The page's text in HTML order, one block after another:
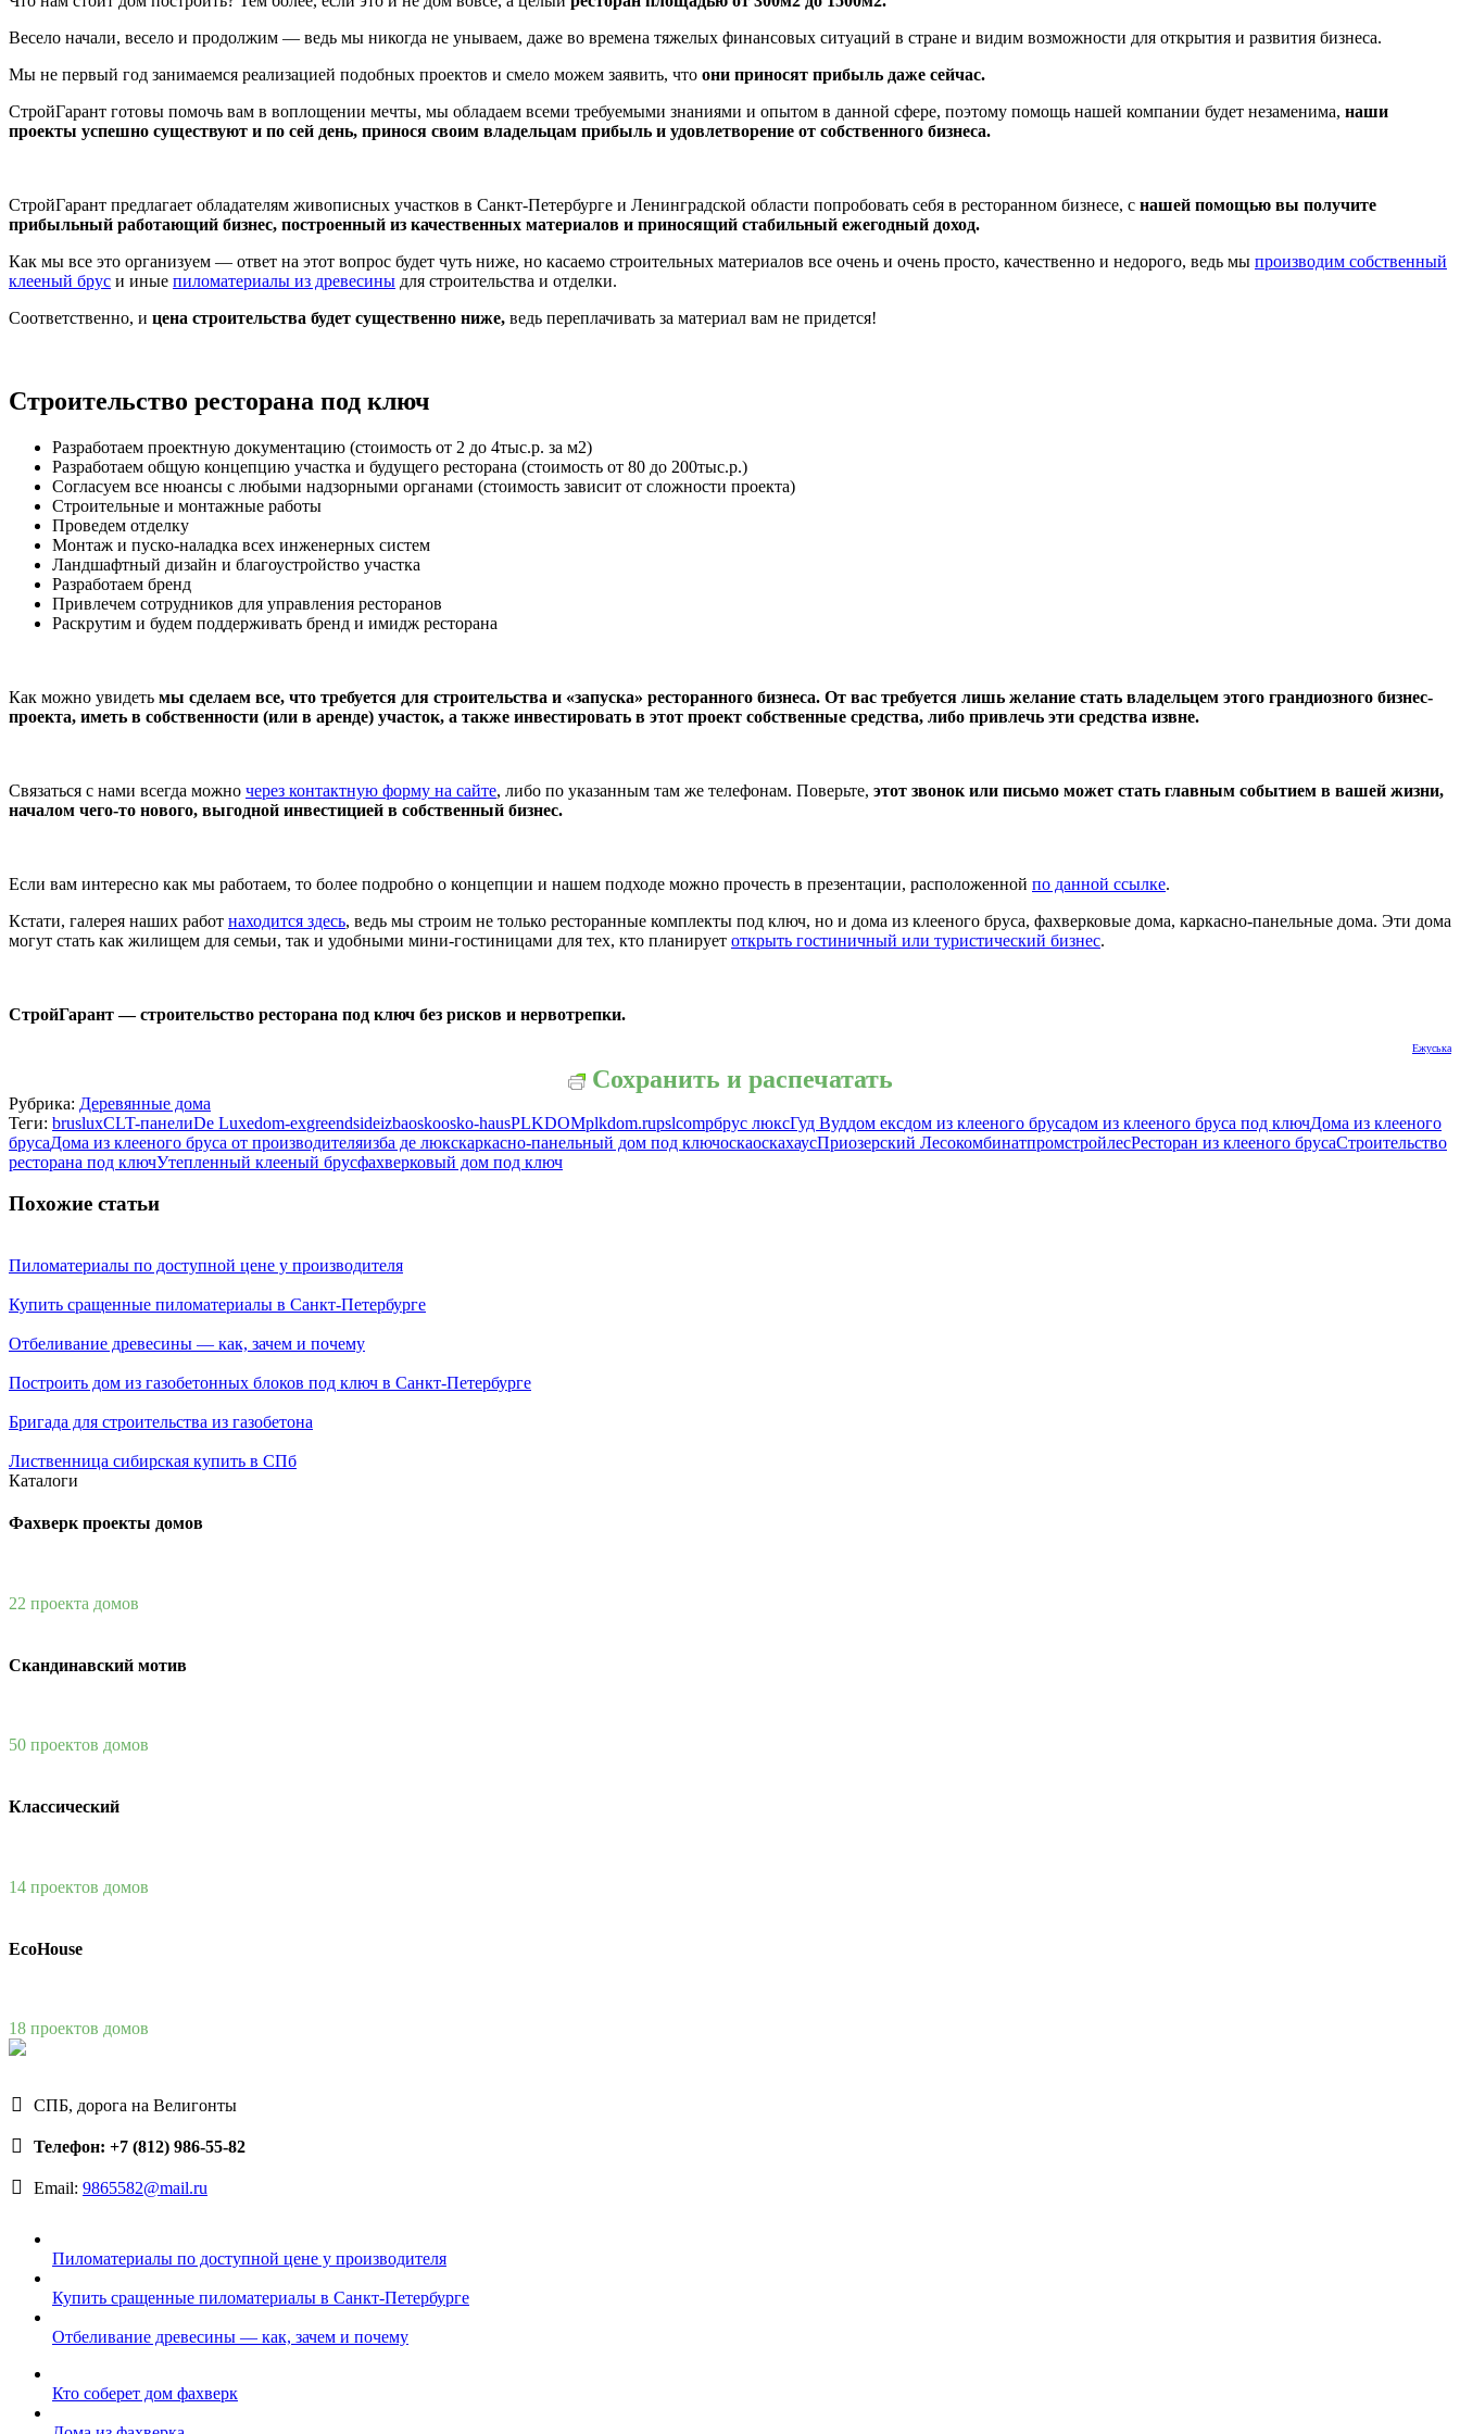
Весело начали, весело и продолжим — ведь мы никогда не унываем, даже во времена тяжелых финансовых ситуаций в стране и видим возможности для открытия и развития бизнеса.
Мы не первый год занимаемся реализацией подобных проектов и смело можем заявить, что они приносят прибыль даже сейчас.
СтройГарант готовы помочь вам в воплощении мечты, мы обладаем всеми требуемыми знаниями и опытом в данной сфере, поэтому помощь нашей компании будет незаменима, наши
проекты успешно существуют и по сей день, принося своим владельцам прибыль и удовлетворение от собственного бизнеса.
СтройГарант предлагает обладателям живописных участков в Санкт-Петербурге и Ленинградской области попробовать себя в ресторанном бизнесе, с нашей помощью вы получите
прибыльный работающий бизнес, построенный из качественных материалов и приносящий стабильный ежегодный доход.
Как мы все это организуем — ответ на этот вопрос будет чуть ниже, но касаемо строительных материалов все очень и очень просто, качественно и недорого, ведь мы производим собственный
клееный брус и иные пиломатериалы из древесины для строительства и отделки.
Соответственно, и цена строительства будет существенно ниже, ведь переплачивать за материал вам не придется!
Строительство ресторана под ключ
Разработаем проектную документацию (стоимость от 2 до 4тыс.р. за м2)
Разработаем общую концепцию участка и будущего ресторана (стоимость от 80 до 200тыс.р.)
Согласуем все нюансы с любыми надзорными органами (стоимость зависит от сложности проекта)
Строительные и монтажные работы
Проведем отделку
Монтаж и пуско-наладка всех инженерных систем
Ландшафтный дизайн и благоустройство участка
Разработаем бренд
Привлечем сотрудников для управления ресторанов
Раскрутим и будем поддерживать бренд и имидж ресторана
Как можно увидеть мы сделаем все, что требуется для строительства и «запуска» ресторанного бизнеса. От вас требуется лишь желание стать владельцем этого грандиозного бизнес-
проекта, иметь в собственности (или в аренде) участок, а также инвестировать в этот проект собственные средства, либо привлечь эти средства извне.
Связаться с нами всегда можно через контактную форму на сайте, либо по указанным там же телефонам. Поверьте, этот звонок или письмо может стать главным событием в вашей жизни,
началом чего-то нового, выгодной инвестицией в собственный бизнес.
Если вам интересно как мы работаем, то более подробно о концепции и нашем подходе можно прочесть в презентации, расположенной по данной ссылке.
Кстати, галерея наших работ находится здесь, ведь мы строим не только ресторанные комплекты под ключ, но и дома из клееного бруса, фахверковые дома, каркасно-панельные дома. Эти дома
могут стать как жилищем для семьи, так и удобными мини-гостиницами для тех, кто планирует открыть гостиничный или туристический бизнес.
СтройГарант — строительство ресторана под ключ без рисков и нервотрепки.
Ежуська
Сохранить и распечатать
Рубрика: Деревянные дома
Теги: brusluxCLT-панелиDe Luxedom-exgreendsideizbaoskoosko-hausPLKDOMplkdom.rupslcompбрус люксГуд Вуддом ексдом из клееного брусадом из клееного бруса под ключДома из клееного
брусаДома из клееного бруса от производителяизба де люкскаркасно-панельный дом под ключоскаоскахаусПриозерский ЛесокомбинатпромстройлесРесторан из клееного брусаСтроительство
ресторана под ключУтепленный клееный брусфахверковый дом под ключ
Похожие статьи
Пиломатериалы по доступной цене у производителя
Купить сращенные пиломатериалы в Санкт-Петербурге
Отбеливание древесины — как, зачем и почему
Построить дом из газобетонных блоков под ключ в Санкт-Петербурге
Бригада для строительства из газобетона
Лиственница сибирская купить в СПб
Каталоги
Фахверк проекты домов
22 проекта домов
Скандинавский мотив
50 проектов домов
Классический
14 проектов домов
EcoHouse
18 проектов домов
СПБ, дорога на Велигонты
Телефон: +7 (812) 986-55-82
Email: 9865582@mail.ru
Пиломатериалы по доступной цене у производителя
Купить сращенные пиломатериалы в Санкт-Петербурге
Отбеливание древесины — как, зачем и почему
Кто соберет дом фахверк